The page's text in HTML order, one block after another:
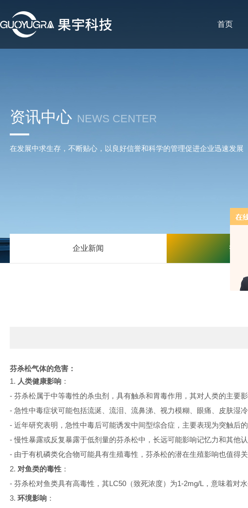
首页
资讯中心 NEWS CENTER
在发展中求生存，不断贴心，以良好信誉和科学的管理促进企业迅速发展
企业新闻 技术
芬杀松气体的危害：
1. 人类健康影响 ：
- 芬杀松属于中等毒性的杀虫剂，具有触杀和胃毒作用，其对人类的主要
- 急性中毒症状可能包括流涎、流泪、流鼻涕、视力模糊、眼痛、皮肤湿
- 近年研究表明，急性中毒后可能诱发中间型综合症，主要表现为突触后
-慢性暴露或反复暴露于低剂量的芬杀松中，长远可能影响记忆力和其他
- 由于有机磷类化合物可能具有生殖毒性，芬杀松的潜在生殖影响也值得关
2. 对鱼类的毒性 ：
- 芬杀松对鱼类具有高毒性，其LC50 （致死浓度）为1-2mg/L ，意味着对
3. 环境影响 ：